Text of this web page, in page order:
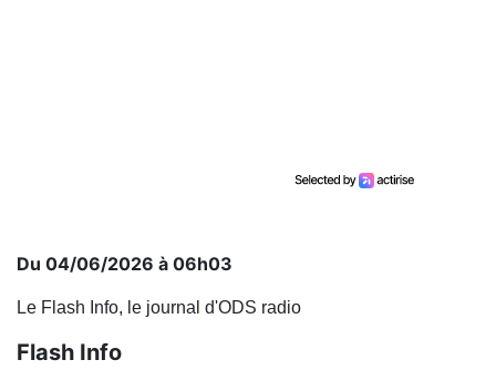
Du 04/06/2026 à 06h03
Le Flash Info, le journal d'ODS radio
Flash Info